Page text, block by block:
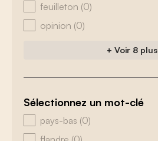
feuilleton (0)
opinion (0)
+ Voir 8 plus
Sélectionnez un mot-clé
zoeken - tags
pays-bas (0)